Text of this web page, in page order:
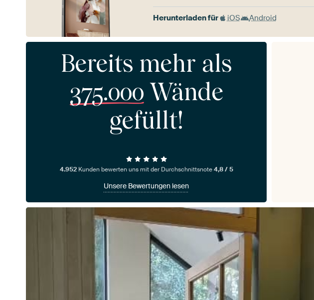
Herunterladen für iOS Android
Bereits mehr als
375.000 Wände
gefüllt!
4.952Kunden bewerten uns mit der Durchschnittsnote4,8 / 5
Unsere Bewertungen lesen